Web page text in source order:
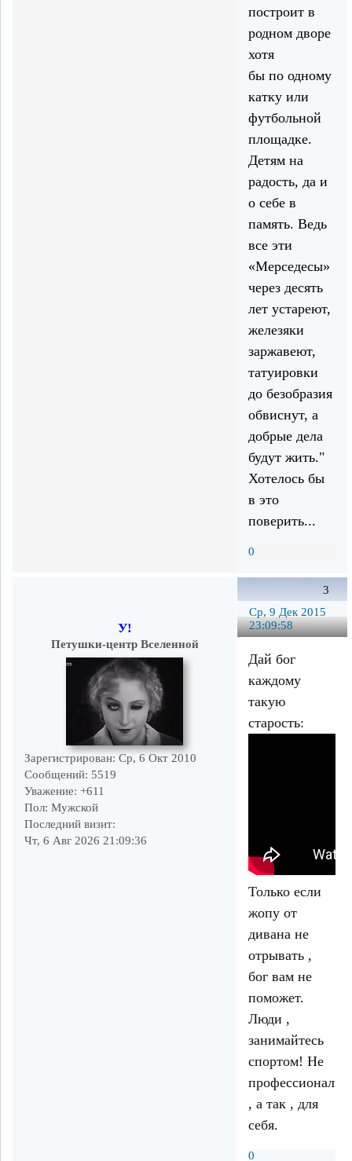
построит в
родном дворе
хотя
бы по одному
катку или
футбольной
площадке.
Детям на
радость, да и
о себе в
память. Ведь
все эти
«Мерседесы»
через десять
лет устареют,
железяки
заржавеют,
татуировки
до безобразия
обвиснут, а
добрые дела
будут жить."
Хотелось бы
в это
поверить...
0
3
Ср, 9 Дек 2015
23:09:58
У!
Петушки-центр Вселенной
Зарегистрирован: Ср, 6 Окт 2010
Сообщений: 5519
Уважение: +611
Пол: Мужской
Последний визит:
Чт, 6 Авг 2026 21:09:36
Дай бог
каждому
такую
старость:
Только если
жопу от
дивана не
отрывать ,
бог вам не
поможет.
Люди ,
занимайтесь
спортом! Не
, а так , для
себя.
0